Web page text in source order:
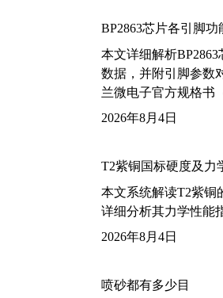
BP2863芯片各引脚功
本文详细解析
数据，并附引脚参数
兰微电子官方规格书
2026年8月4日
T2紫铜国标硬度及力
本文系统解读T2紫铜
详细分析其力学性能
2026年8月4日
喷砂都有多少目